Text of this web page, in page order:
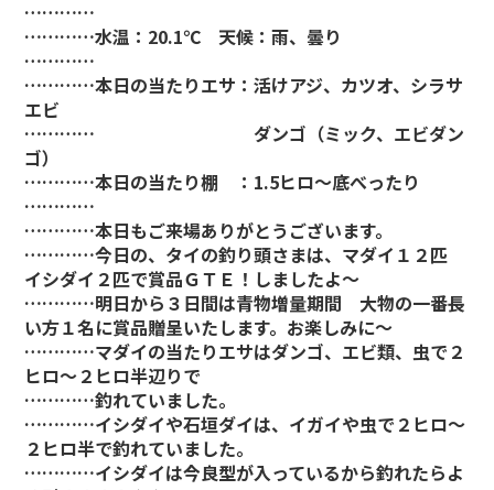
…………
…………水温：20.1℃ 天候：雨、曇り
…………
…………本日の当たりエサ：活けアジ、カツオ、シラサ
エビ
………… ダンゴ（ミック、エビダン
ゴ）
…………本日の当たり棚 ：1.5ヒロ～底べったり
…………
…………本日もご来場ありがとうございます。
…………今日の、タイの釣り頭さまは、マダイ１２匹
イシダイ２匹で賞品ＧＴＥ！しましたよ～
…………明日から３日間は青物増量期間 大物の一番長
い方１名に賞品贈呈いたします。お楽しみに～
…………マダイの当たりエサはダンゴ、エビ類、虫で２
ヒロ～２ヒロ半辺りで
…………釣れていました。
…………イシダイや石垣ダイは、イガイや虫で２ヒロ～
２ヒロ半で釣れていました。
…………イシダイは今良型が入っているから釣れたらよ